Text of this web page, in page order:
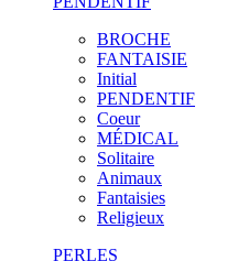
BROCHE
FANTAISIE
Initial
PENDENTIF
Coeur
MÉDICAL
Solitaire
Animaux
Fantaisies
Religieux
PERLES